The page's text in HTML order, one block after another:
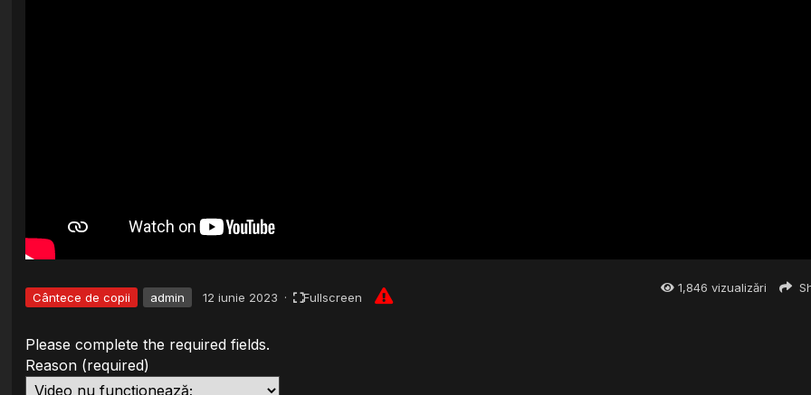
Cântece de copii admin 12 iunie 2023 · Fullscreen
1,846 vizualizări
Please complete the required fields.
Reason (required)